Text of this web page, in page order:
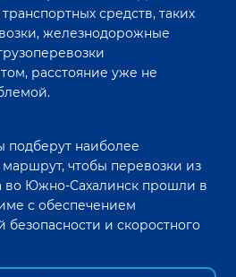
средств, таких
железнодорожные
расстояние уже не
подберут наиболее
чтобы перевозки из
во Южно-Сахалинск прошли в
с обеспечением
безопасности и скоростного